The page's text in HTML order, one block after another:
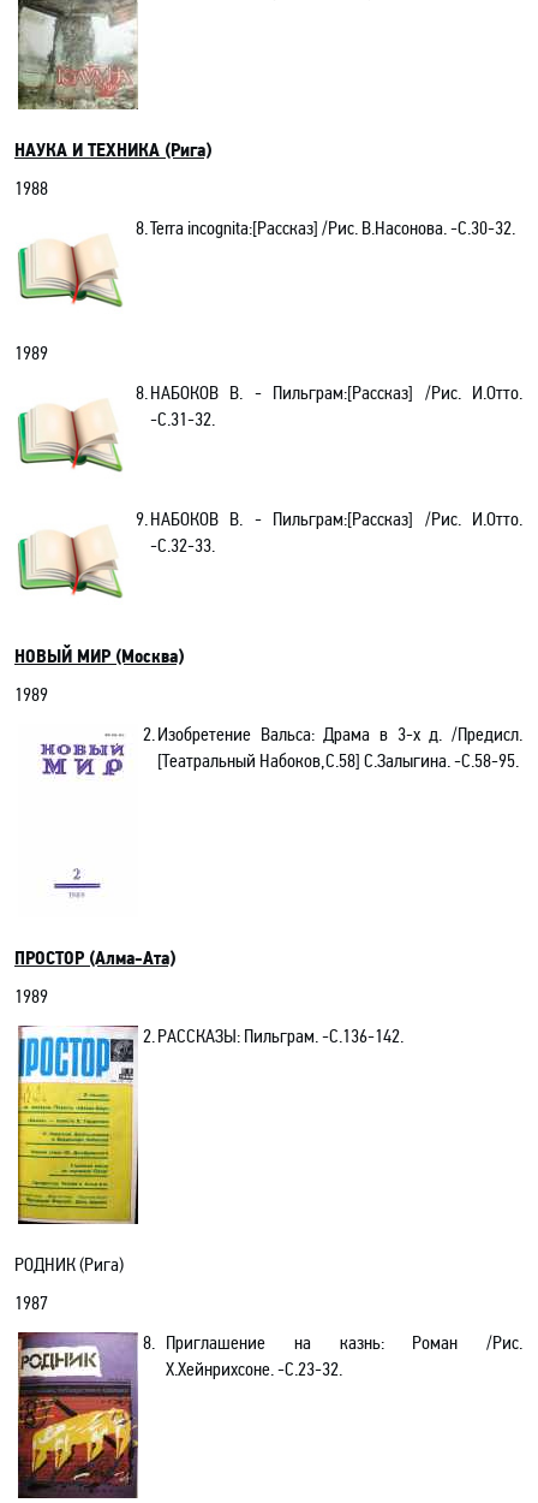
НАУКА И ТЕХНИКА (Рига)
1988
8.Terra incognita:[Рассказ] /Рис. В.Насонова. -C.30-32.
1989
8.НАБОКОВ В. - Пильграм:[Рассказ] /Рис. И.Отто.
-С.31-32.
9.НАБОКОВ В. - Пильграм:[Рассказ] /Рис. И.Отто.
-С.32-33.
НОВЫЙ МИР (Москва)
1989
2.Изобретение Вальса: Драма в 3-х д. /Предисл.
[Театральный Набоков,С.58] С.Залыгина. -С.58-95.
ПРОСТОР (Алма-Ата)
1989
2.РАССКАЗЫ: Пильграм. -С.136-142.
РОДНИК (Рига)
1987
8. Приглашение на казнь: Роман /Рис.
Х.Хейнрихсоне. -C.23-32.